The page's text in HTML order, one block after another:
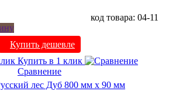
код товара: 04-11
Купить дешевле
Купить в 1 клик
Сравнение